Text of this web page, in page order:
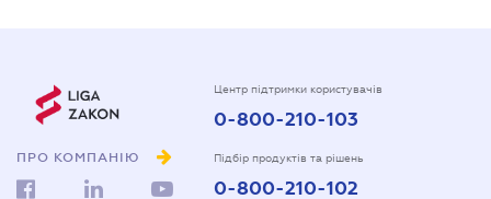
ПРО КОМПАНІЮ
Центр підтримки користувачів
0-800-210-103
Підбір продуктів та рішень
0-800-210-102